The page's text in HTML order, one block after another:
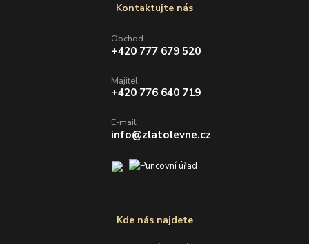
Kde nás najdete
Kontaktujte nás
Obchod
+420 777 679 520
Majitel
+420 776 640 719
E-mail
info@zlatolevne.cz